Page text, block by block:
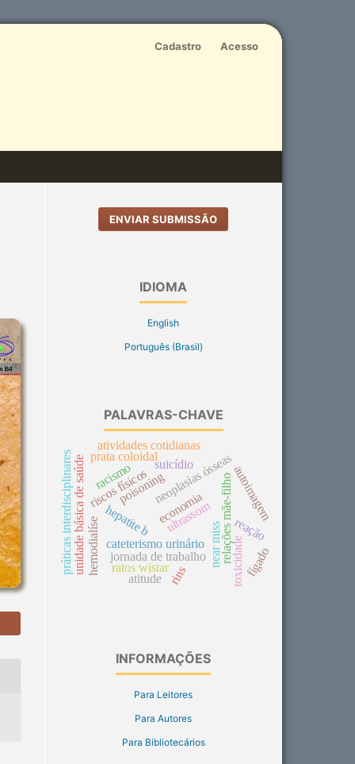
Cadastro Acesso
ENVIAR SUBMISSÃO
IDIOMA
English
Português (Brasil)
PALAVRAS-CHAVE
hepatite b
neoplasias ósseas
poisoning
ultrassom
cateterismo urinário near miss
jornada de trabalho relações mãe-filho
riscos físicos
unidade básica de saúde autoimagem
práticas interdisciplinares economia
suicídio
reação
prata coloidal
hemodialíse toxicidade
ratos wistar fígado
rins
racismo
atividades cotidianas
atitude
INFORMAÇÕES
Para Leitores
Para Autores
Para Bibliotecários